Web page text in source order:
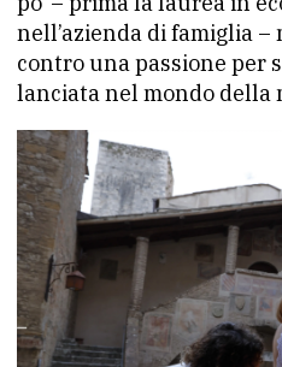
nell’azienda di famiglia
contro una passione per
lanciata nel mondo della